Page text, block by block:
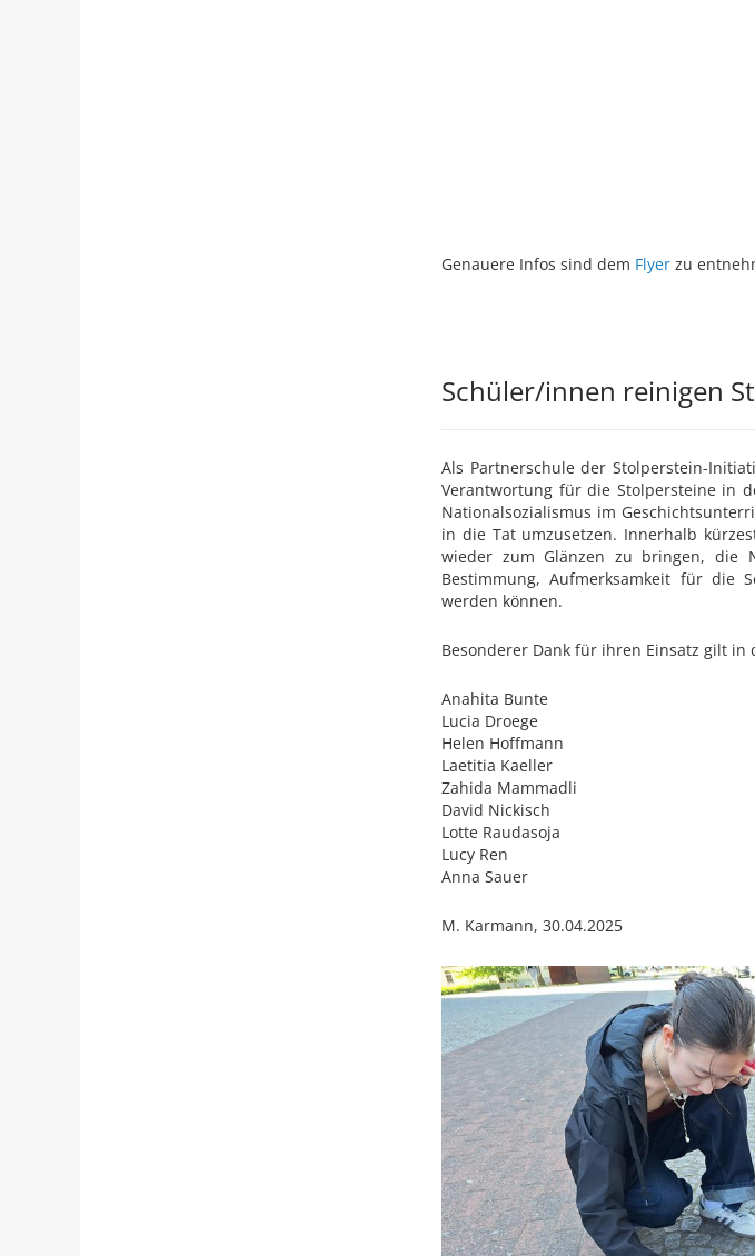
Genauere Infos sind dem Flyer zu
Schüler/innen reinigen
Als Partnerschule der Stolperstein-
Verantwortung für die Stolpersteine in
Nationalsozialismus im
in die Tat umzusetzen. Innerhalb
wieder zum Glänzen zu bringen, die
Bestimmung, Aufmerksamkeit für die
werden können.
Besonderer Dank für ihren Einsatz gilt in
Anahita Bunte
Lucia Droege
Helen Hoffmann
Laetitia Kaeller
Zahida Mammadli
David Nickisch
Lotte Raudasoja
Lucy Ren
Anna Sauer
M. Karmann, 30.04.2025